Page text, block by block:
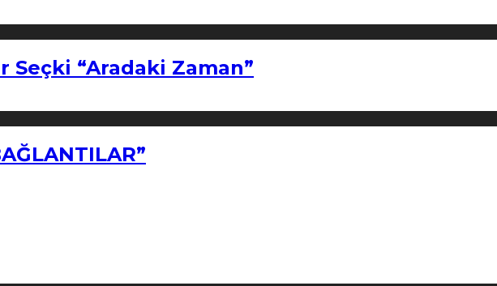
Seçki “Aradaki Zaman”